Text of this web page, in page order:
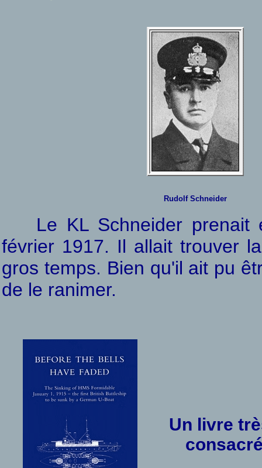
Rudolf Schneider
Le KL Schneider prenait
février 1917. Il allait trouver
gros temps. Bien qu'il ait pu
de le ranimer.
Un livre